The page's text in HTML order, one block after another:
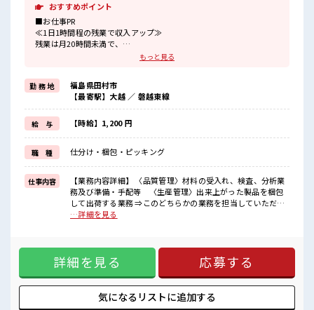
おすすめポイント
■お仕事PR
≪1日1時間程の残業で収入アップ≫
残業は月20時間未満で、
週末は家族や友人と一緒にプライベート満喫！
≪モチベーションもUP≫
派手過ぎなければ髪型や髪色自由♪
(規定有)≪機能的な制服アリ≫
制服があるので、
毎日の服装の悩み解消♪
≪初めての仕事だけど自分にもできそう≫
新しいことにチャレンジするのは不安だけど、
しっかり働く環境が整っています！
イチからスキルUP・ステップUP目指していきましょう！
■職場の雰囲気
派手すぎなければ多少のヘアカラーもOKなのはウレシイPoint☆
程よく残業あり！
もっと見る
勤 務 地
福島県田村市
【最寄駅】大越 ／ 磐越東線
給 与 【時給】1,200 円
職 種 仕分け・梱包・ピッキング
仕事内容
【業務内容詳細】 〈品質管理〉材料の受入れ、検査、分析業
務及び準備・手配等 〈生産管理〉出来上がった製品を梱包
して出荷する業務 ⇒このどちらかの業務を担当していただき
ます。【取扱製品情報】光学ガラス ■お仕事PR ≪1日1時間程
ト満喫！ ≪モチベーションもUP≫ 派手過ぎなければ髪型や髪
色自由♪ (規定有)≪機能的な制服アリ≫ 制服があるので、 毎
日の服装の悩み解消♪ ≪初めての仕事だけど自分にもできそ
う≫ 新しいことにチャレンジするのは不安だけど、 しっかり
働く環境が整っています！ イチからスキルUP・ステップUP
目指していきましょう！ ■職場の雰囲気 派手すぎなければ多
…詳細を見る
詳細を見る 応募する
気になるリストに追加する